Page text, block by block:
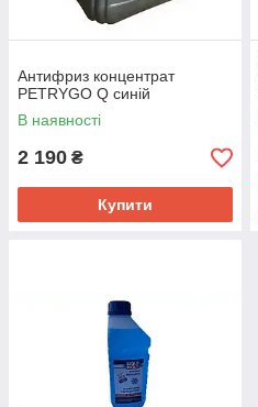
Антифриз концентрат
PETRYGO Q синій
В наявності
2 190 ₴
Купити